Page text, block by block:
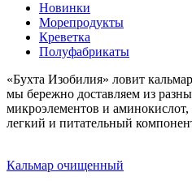
Новинки
Морепродукты
Креветка
Полуфабрикаты
«Бухта Изобилия» ловит
мы бережно доставляем из
микроэлементов и
легкий и питательный
Кальмар очищенный